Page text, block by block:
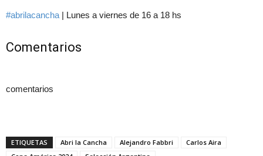
#abrilacancha | Lunes a viernes de 16 a 18 hs
Comentarios
comentarios
ETIQUETAS Abri la Cancha Alejandro Fabbri
Carlos Aira